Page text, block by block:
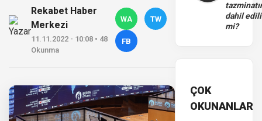
Rekabet Haber
Merkezi
11.11.2022 - 10:08 • 48
Okunma
WA TW
FB
dahil
mi?
ÇOK
OKUNANLAR